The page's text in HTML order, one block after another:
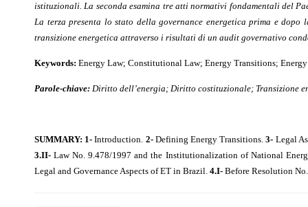
istituzionali. La seconda esamina tre atti normativi fondamentali del
La terza presenta lo stato della governance energetica prima e
transizione energetica attraverso i risultati di un audit governativo
Keywords: Energy Law; Constitutional Law; Energy Transitions;
Parole-chiave: Diritto dell’energia; Diritto costituzionale; Transizione
SUMMARY: 1- Introduction. 2- Defining Energy Transitions.3- Legal
3.II-Law No. 9.478/1997 and the Institutionalization of National
Legal and Governance Aspects of ET in Brazil. 4.I- Before Resolution